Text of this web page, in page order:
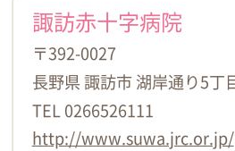
諏訪赤十字病院
〒392-0027
長野県 諏訪市 湖岸通り5丁
TEL 0266526111
http://www.suwa.jrc.or.jp/